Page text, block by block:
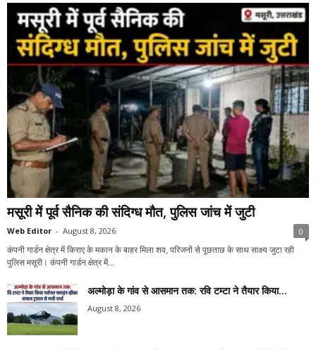
मसूरी में पूर्व सैनिक की संदिग्ध मौत, पुलिस जांच में जुटी
Web Editor - August 8, 2026 0
कंपनी गार्डन क्षेत्र में किराए के मकान के बाहर मिला शव, परिजनों से पूछताछ के साथ साक्ष्य जुटा रही
पुलिस मसूरी। कंपनी गार्डन क्षेत्र में...
अल्मोड़ा के गांव से आसमान तक: रवि टम्टा ने तैयार किया...
August 8, 2026